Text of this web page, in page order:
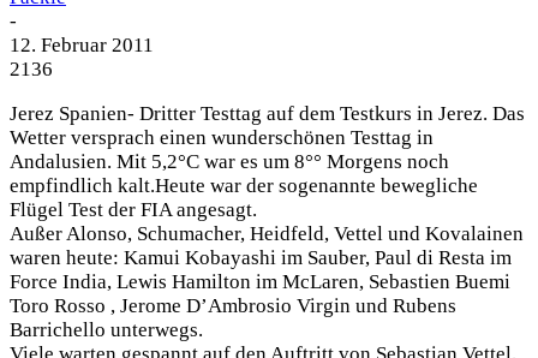
-
12. Februar 2011
2136
Jerez Spanien- Dritter Testtag auf dem Testkurs in Jerez. Das
Wetter versprach einen wunderschönen Testtag in
Andalusien. Mit 5,2°C war es um 8°° Morgens noch
empfindlich kalt.Heute war der sogenannte bewegliche
Flügel Test der FIA angesagt.
Außer Alonso, Schumacher, Heidfeld, Vettel und Kovalainen
waren heute: Kamui Kobayashi im Sauber, Paul di Resta im
Force India, Lewis Hamilton im McLaren, Sebastien Buemi
Toro Rosso , Jerome D’Ambrosio Virgin und Rubens
Barrichello unterwegs.
Viele warten gespannt auf den Auftritt von Sebastian Vettel.